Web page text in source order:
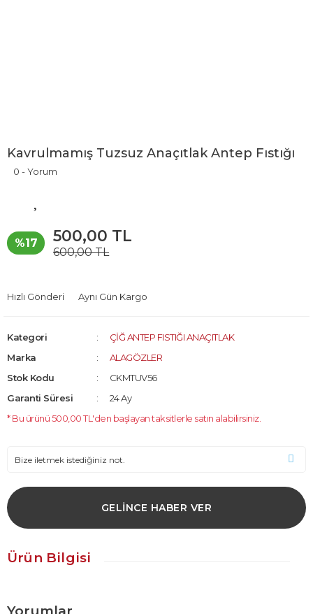
Kavrulmamış Tuzsuz Anaçıtlak Antep Fıstığı
0 - Yorum
%17 500,00 TL
600,00 TL
Hızlı Gönderi Aynı Gün Kargo
Kategori
ÇİĞ ANTEP FISTIĞI ANAÇITLAK
Marka
ALAGÖZLER
Stok Kodu
CKMTUV56
Garanti Süresi
24 Ay
* Bu ürünü 500,00 TL'den başlayan taksitlerle satın alabilirsiniz.
GELİNCE HABER VER
Ürün Bilgisi